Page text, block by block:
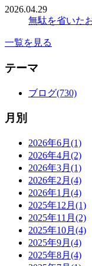
2026.04.29
無駄を省いた
一覧を見る
テーマ
ブログ(730)
月別
2026年6月(1)
2026年4月(2)
2026年3月(1)
2026年2月(4)
2026年1月(4)
2025年12月(1)
2025年11月(2)
2025年10月(4)
2025年9月(4)
2025年8月(4)